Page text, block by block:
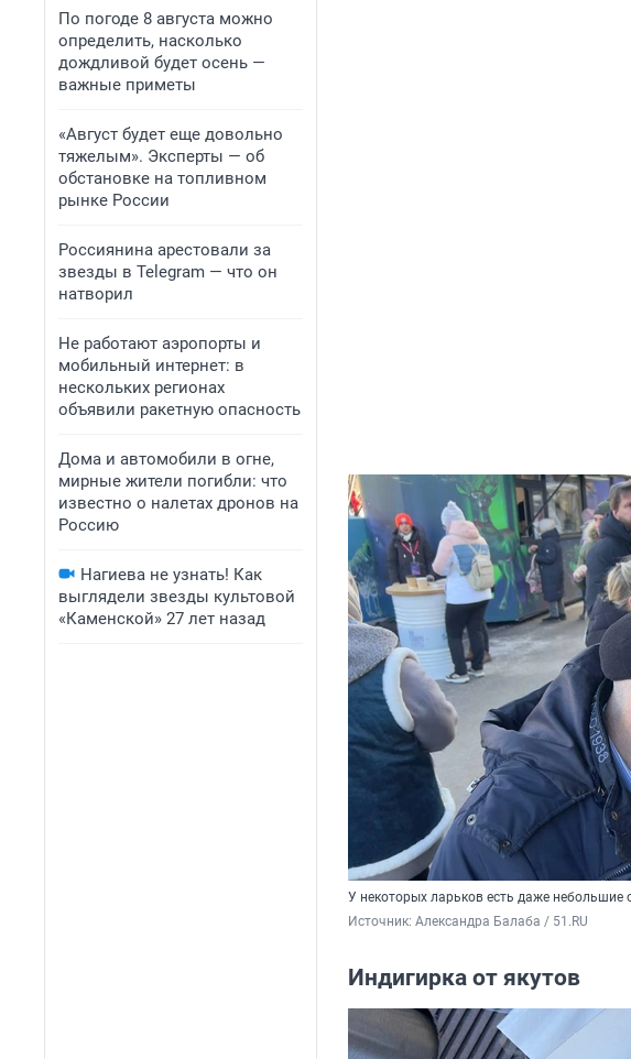
По погоде 8 августа можно
определить, насколько
дождливой будет осень —
важные приметы
«Август будет еще довольно
тяжелым». Эксперты — об
обстановке на топливном
рынке России
Россиянина арестовали за
звезды в Telegram — что он
натворил
Не работают аэропорты и
мобильный интернет: в
нескольких регионах
объявили ракетную опасность
Дома и автомобили в огне,
мирные жители погибли: что
известно о налетах дронов на
Россию
Нагиева не узнать! Как
выглядели звезды культовой
«Каменской» 27 лет назад
У некоторых ларьков есть даже небольшие
Источник: Александра Балаба / 51.RU
Индигирка от якутов